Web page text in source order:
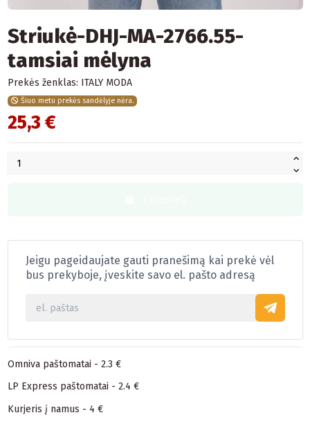
Striukė-DHJ-MA-2766.55-
tamsiai mėlyna
Prekės ženklas: ITALY MODA
Šiuo metu prekės sandėlyje nėra.
25,3 €
Jeigu pageidaujate gauti pranešimą kai prekė vėl
bus prekyboje, įveskite savo el. pašto adresą
Omniva paštomatai - 2.3 €
LP Express paštomatai - 2.4 €
Kurjeris į namus - 4 €